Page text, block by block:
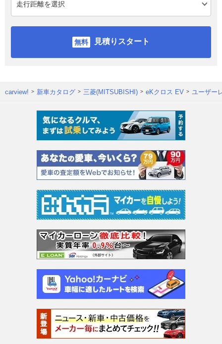
見積りスタート
carview! 新車カタログ 三菱(MITSUBISHI) eKクロス EV ユーザー